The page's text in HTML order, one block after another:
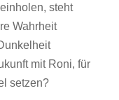
steht
Wahrheit
mit Roni, für
setzen?